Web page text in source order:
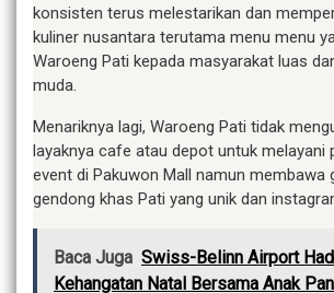
konsisten terus melestarikan dan
kuliner nusantara terutama menu menu
Waroeng Pati kepada masyarakat luas
muda.
Menariknya lagi, Waroeng Pati tidak
layaknya cafe atau depot untuk melayani
event di Pakuwon Mall namun membawa
gendong khas Pati yang unik dan
Baca Juga Swiss-Belinn Airport
Kehangatan Natal Bersama Anak